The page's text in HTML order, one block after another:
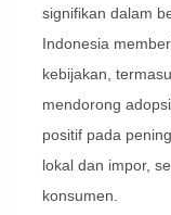
signifikan dalam
Indonesia
kebijakan,
mendorong
positif pada
lokal dan impor,
konsumen.